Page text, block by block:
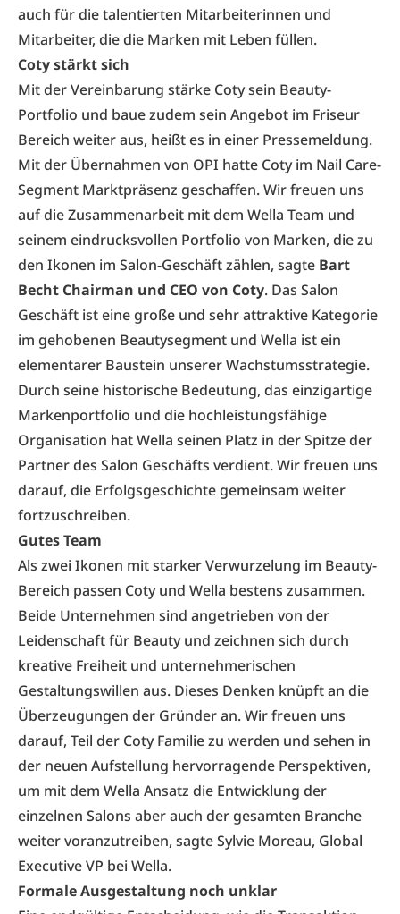
auch für die talentierten Mitarbeiterinnen und
Mitarbeiter, die die Marken mit Leben füllen.
Coty stärkt sich
Mit der Vereinbarung stärke Coty sein Beauty-
Portfolio und baue zudem sein Angebot im Friseur
Bereich weiter aus, heißt es in einer Pressemeldung.
Mit der Übernahmen von OPI hatte Coty im Nail Care-
Segment Marktpräsenz geschaffen. Wir freuen uns
auf die Zusammenarbeit mit dem Wella Team und
seinem eindrucksvollen Portfolio von Marken, die zu
den Ikonen im Salon-Geschäft zählen, sagte Bart
Becht Chairman und CEO von Coty. Das Salon
Geschäft ist eine große und sehr attraktive Kategorie
im gehobenen Beautysegment und Wella ist ein
elementarer Baustein unserer Wachstumsstrategie.
Durch seine historische Bedeutung, das einzigartige
Markenportfolio und die hochleistungsfähige
Organisation hat Wella seinen Platz in der Spitze der
Partner des Salon Geschäfts verdient. Wir freuen uns
darauf, die Erfolgsgeschichte gemeinsam weiter
fortzuschreiben.
Gutes Team
Als zwei Ikonen mit starker Verwurzelung im Beauty-
Bereich passen Coty und Wella bestens zusammen.
Beide Unternehmen sind angetrieben von der
Leidenschaft für Beauty und zeichnen sich durch
kreative Freiheit und unternehmerischen
Gestaltungswillen aus. Dieses Denken knüpft an die
Überzeugungen der Gründer an. Wir freuen uns
darauf, Teil der Coty Familie zu werden und sehen in
der neuen Aufstellung hervorragende Perspektiven,
um mit dem Wella Ansatz die Entwicklung der
einzelnen Salons aber auch der gesamten Branche
weiter voranzutreiben, sagte Sylvie Moreau, Global
Executive VP bei Wella.
Formale Ausgestaltung noch unklar